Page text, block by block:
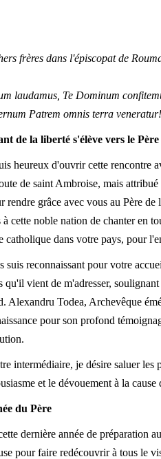
frères dans l'épiscopat de
laudamus, Te Dominum
Patrem omnis terra veneratur!
de la liberté s'élève vers le Père
heureux d'ouvrir cette rencontre
de saint Ambroise, mais
rendre grâce avec vous au Père
à cette noble nation de chanter en
catholique dans votre pays, pour
suis reconnaissant pour votre
qu'il vient de m'adresser,
Alexandru Todea, Archevêque
pour son profond
intermédiaire, je désire saluer les
et le dévouement à la
du Père
dernière année de préparation
pour faire redécouvrir à tous le